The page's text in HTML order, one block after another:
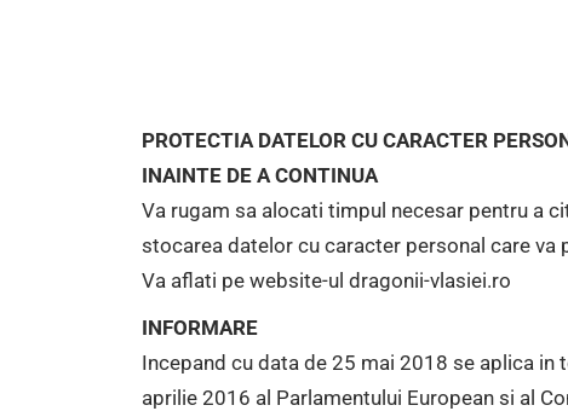
PROTECTIA DATELOR CU CARACTER
INAINTE DE A CONTINUA
Va rugam sa alocati timpul necesar pentru a
stocarea datelor cu caracter personal care va
Va aflati pe website-ul dragonii-vlasiei.ro
INFORMARE
Incepand cu data de 25 mai 2018 se aplica in
aprilie 2016 al Parlamentului European si al